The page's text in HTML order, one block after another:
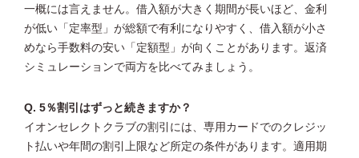
一概には言えません。借入額が大きく期間が長いほど、金利
が低い「定率型」が総額で有利になりやすく、借入額が小さ
めなら手数料の安い「定額型」が向くことがあります。返済
シミュレーションで両方を比べてみましょう。
Q. 5％割引はずっと続きますか？
イオンセレクトクラブの割引には、専用カードでのクレジッ
ト払いや年間の割引上限など所定の条件があります。適用期